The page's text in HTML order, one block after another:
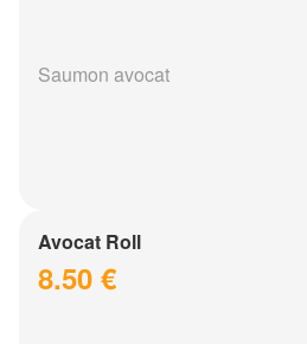
Saumon avocat
Avocat Roll
8.50 €